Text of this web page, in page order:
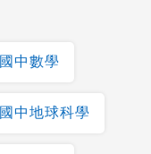
國中數學
國中地球科學